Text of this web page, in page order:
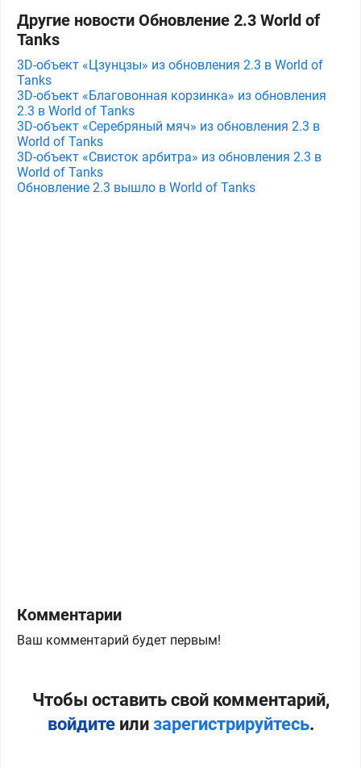
Другие новости Обновление 2.3 World of
Tanks
3D-объект «Цзунцзы» из обновления 2.3 в World of
Tanks
3D-объект «Благовонная корзинка» из обновления
2.3 в World of Tanks
3D-объект «Серебряный мяч» из обновления 2.3 в
World of Tanks
3D-объект «Свисток арбитра» из обновления 2.3 в
World of Tanks
Обновление 2.3 вышло в World of Tanks
Комментарии
Ваш комментарий будет первым!
Чтобы оставить свой комментарий,
войдитеили зарегистрируйтесь.